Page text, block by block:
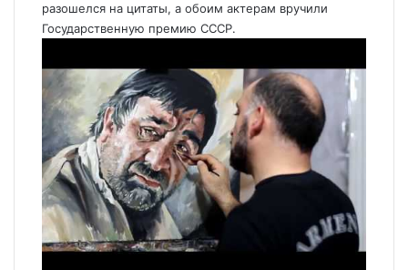
разошелся на цитаты, а обоим актерам вручили
Государственную премию СССР.